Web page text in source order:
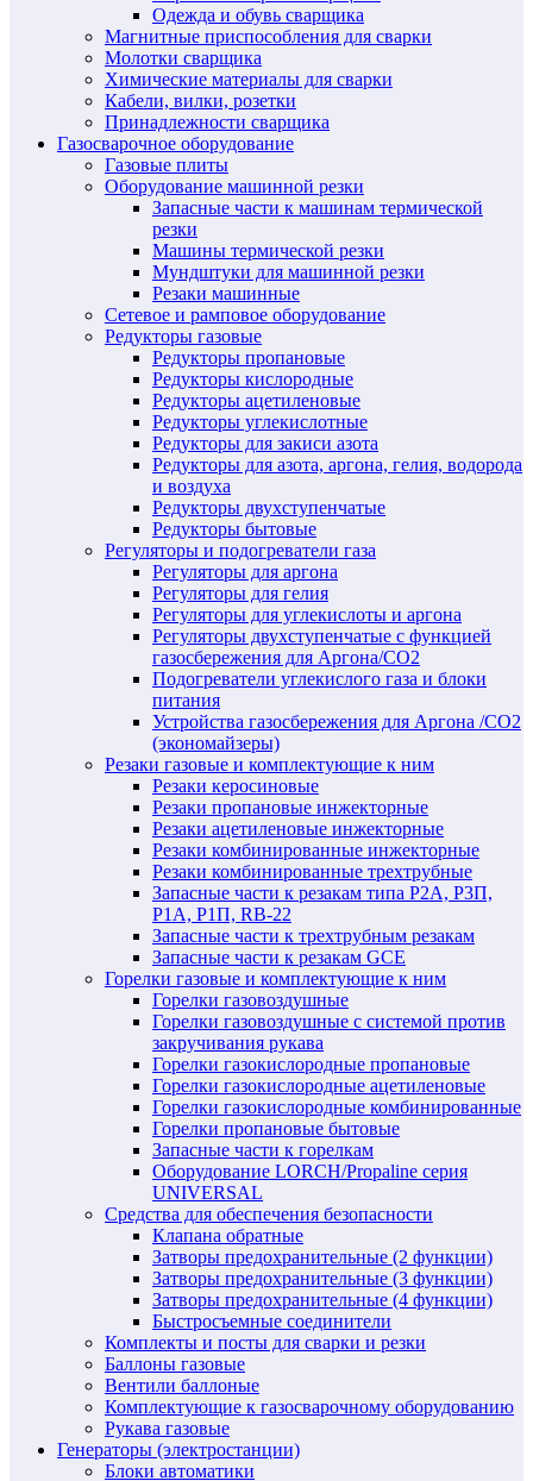
Одежда и обувь сварщика
Магнитные приспособления для сварки
Молотки сварщика
Химические материалы для сварки
Кабели, вилки, розетки
Принадлежности сварщика
Газосварочное оборудование
Газовые плиты
Оборудование машинной резки
Запасные части к машинам термической
резки
Машины термической резки
Мундштуки для машинной резки
Резаки машинные
Сетевое и рамповое оборудование
Редукторы газовые
Редукторы пропановые
Редукторы кислородные
Редукторы ацетиленовые
Редукторы углекислотные
Редукторы для закиси азота
Редукторы для азота, аргона, гелия, водорода
и воздуха
Редукторы двухступенчатые
Редукторы бытовые
Регуляторы и подогреватели газа
Регуляторы для аргона
Регуляторы для гелия
Регуляторы для углекислоты и аргона
Регуляторы двухступенчатые c функцией
газосбережения для Аргона/СО2
Подогреватели углекислого газа и блоки
питания
Устройства газосбережения для Аргона /СО2
(экономайзеры)
Резаки газовые и комплектующие к ним
Резаки керосиновые
Резаки пропановые инжекторные
Резаки ацетиленовые инжекторные
Резаки комбинированные инжекторные
Резаки комбинированные трехтрубные
Запасные части к резакам типа Р2А, Р3П,
Р1А, Р1П, RB-22
Запасные части к трехтрубным резакам
Запасные части к резакам GCE
Горелки газовые и комплектующие к ним
Горелки газовоздушные
Горелки газовоздушные с системой против
закручивания рукава
Горелки газокислородные пропановые
Горелки газокислородные ацетиленовые
Горелки газокислородные комбинированные
Горелки пропановые бытовые
Запасные части к горелкам
Оборудование LORCH/Propaline серия
UNIVERSAL
Средства для обеспечения безопасности
Клапана обратные
Затворы предохранительные (2 функции)
Затворы предохранительные (3 функции)
Затворы предохранительные (4 функции)
Быстросъемные соединители
Комплекты и посты для сварки и резки
Баллоны газовые
Вентили баллоные
Комплектующие к газосварочному оборудованию
Рукава газовые
Генераторы (электростанции)
Блоки автоматики